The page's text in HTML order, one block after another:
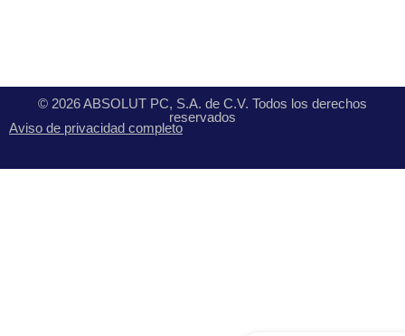
© 2026 ABSOLUT PC, S.A. de C.V. Todos los derechos
reservados
Aviso de privacidad completo